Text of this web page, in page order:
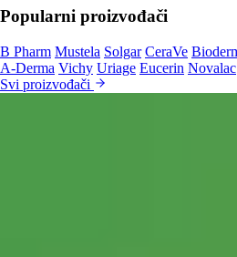
Popularni proizvođači
B Pharm Mustela Solgar CeraVe
A-Derma Vichy Uriage Eucerin Novalac
Svi proizvođači